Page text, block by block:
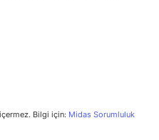
Bilgi için: Midas Sorumluluk